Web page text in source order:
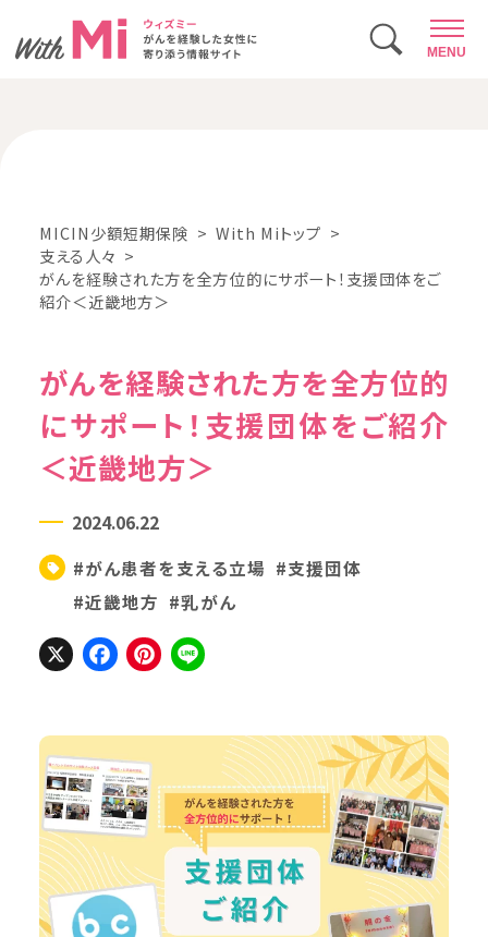
MENU
MICIN少額短期保険
With Miトップ
支える人々
がんを経験された方を全方位的にサポート！支援団体をご
紹介＜近畿地方＞
がんを経験された方を全方位的
にサポート！支援団体をご紹介
＜近畿地方＞
2024.06.22
#がん患者を支える立場 #支援団体
#近畿地方 #乳がん
X Facebook
Pinterest